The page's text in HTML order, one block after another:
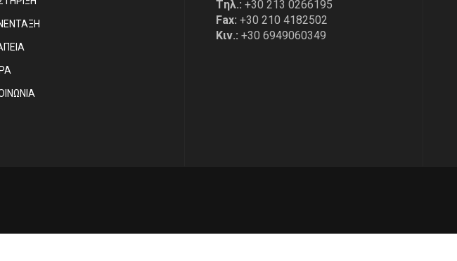
Tηλ.: +30 213 0266195
Fax: +30 210 4182502
Κιν.: +30 6949060349